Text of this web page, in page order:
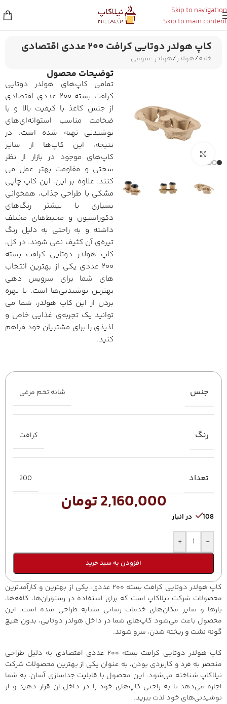
Skip to navigation
Skip to main content
کاپ هولدر دوتایی کرافت ۲۰۰ عددی اقتصادی
خانه/هولدر/هولدر عمومی
توضیحات محصول
تمامی کاپ‌های هولدر دوتایی
کرافت بسته ۲۰۰ عددی اقتصادی
از جنس کاغذ با کیفیت بالا و با
ضخامت مناسب استوانه‌ای‌های
نوشیدنی تهیه شده است. در
نتیجه، این کاپ‌ها از سایر
کاپ‌های موجود در بازار از نظر
سختی و مقاومت بهتر عمل می
کنند. علاوه بر این، این کاپ چاپی
مشکی با طراحی جذاب، همخوانی
بسیاری با بیشتر رنگ‌های
دکوراسیون و محیط‌های مختلف
داشته و به راحتی به دلیل رنگ
تیره‌ی آن کثیف نمی شوند. در کل،
کاپ هولدر دوتایی کرافت بسته
۲۰۰ عددی یکی از بهترین انتخاب
های شما برای سرویس دهی
بهترین نوشیدنی‌ها است. با بهره
بردن از این کاپ هولدر، شما می
توانید یک تجربه‌ی غذایی خاص و
لذیذی را برای مشتریان خود فراهم
کنید.
جنس شانه تخم مرغی
رنگ کرافت
تعداد 200
2,160,000تومان
108 در انبار
-
+
افزودن به سبد خرید
کاپ هولدر دوتایی کرافت بسته ۲۰۰ عددی، یکی از بهترین و کارآمدترین
محصولات شرکت نیلاکاپ است که برای استفاده در رستوران‌ها، کافه‌ها،
بارها و سایر مکان‌های خدمات رسانی مشابه طراحی شده است. این
محصول باعث می‌شود کاپ‌های شما در داخل هولدر دوتایی، بدون هیچ
گونه نشت و ریخته شدن، سرو شوند.
کاپ هولدر دوتایی کرافت بسته ۲۰۰ عددی اقتصادی به دلیل طراحی
منحصر به فرد و کاربردی بودن، به عنوان یکی از بهترین محصولات شرکت
نیلاکاپ شناخته می‌شود. این محصول با قابلیت جداسازی آسان، به شما
اجازه می‌دهد تا به راحتی کاپ‌های خود را در داخل آن قرار دهید و از
نوشیدنی‌های خود لذت ببرید.